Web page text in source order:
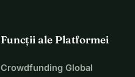
Funcții ale Platformei
Crowdfunding Global